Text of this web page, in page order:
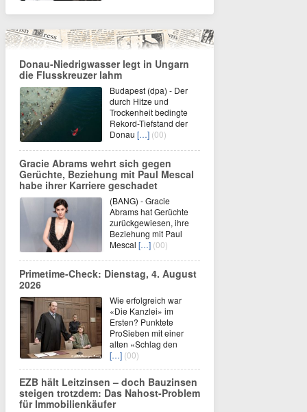
Donau-Niedrigwasser legt in Ungarn
die Flusskreuzer lahm
Budapest (dpa) - Der
durch Hitze und
Trockenheit bedingte
Rekord-Tiefstand der
Donau […] (00)
Gracie Abrams wehrt sich gegen
Gerüchte, Beziehung mit Paul Mescal
habe ihrer Karriere geschadet
(BANG) - Gracie
Abrams hat Gerüchte
zurückgewiesen, ihre
Beziehung mit Paul
Mescal […] (00)
Primetime-Check: Dienstag, 4. August
2026
Wie erfolgreich war
«Die Kanzlei» im
Ersten? Punktete
ProSieben mit einer
alten «Schlag den
[…] (00)
EZB hält Leitzinsen – doch Bauzinsen
steigen trotzdem: Das Nahost-Problem
für Immobilienkäufer